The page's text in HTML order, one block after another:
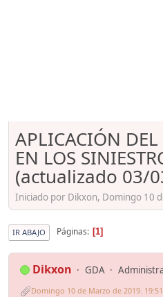
APLICACIÓN
EN LOS
(actualizado 03/
Iniciado por Dikxon, Domingo 10
IR ABAJO Páginas 1
Dikxon GDA
Domingo 10 de Marzo de 2019.